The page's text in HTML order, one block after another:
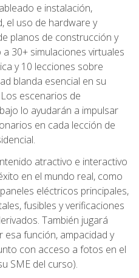
e instalación,
el uso de hardware y
planos de construcción y
30+ simulaciones virtuales
y 10 lecciones sobre
blanda esencial en su
escenarios de
lo ayudarán a impulsar
en cada lección de
atractivo e interactivo
en el mundo real, como
eléctricos principales,
fusibles y verificaciones
También jugará
esa función, ampacidad y
con acceso a fotos en el
SME del curso).